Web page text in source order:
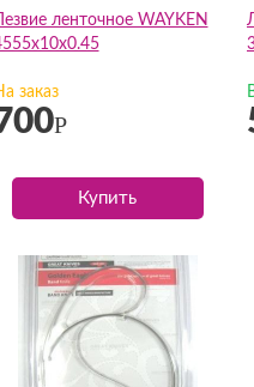
ленточное WAYKEN
заказ
Р
Купить